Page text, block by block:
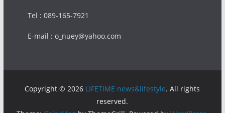
Tel : 089-165-7921
E-mail : o_nuey@yahoo.com
Copyright © 2026 LIFETIME news&lifestyle. All rights
reserved.